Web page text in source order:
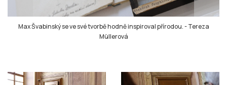
Max Švabinský se ve své tvorbě hodně inspiroval přírodou.-Tereza
Müllerová